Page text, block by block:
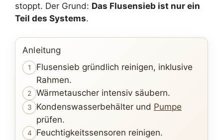
stoppt. Der Grund: Das Flusensieb ist nur ein
Teil des Systems.
Anleitung
1
Flusensieb gründlich reinigen, inklusive
Rahmen.
2 Wärmetauscher intensiv säubern.
3 Kondenswasserbehälter und Pumpe
prüfen.
4 Feuchtigkeitssensoren reinigen.